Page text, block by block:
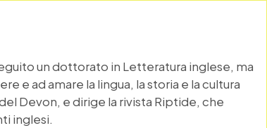
un dottorato in Letteratura inglese, ma
e ad amare la lingua, la storia e la cultura
Devon, e dirige la rivista Riptide, che
inglesi.